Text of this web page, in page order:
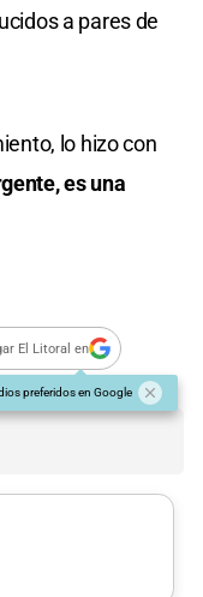
a pares de
lo hizo con
es una
El Litoral en
preferidos en Google